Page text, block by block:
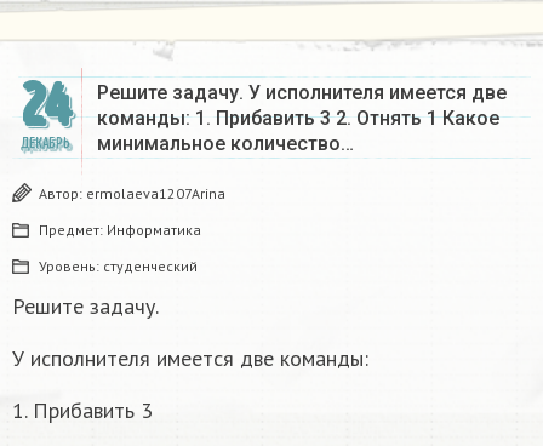
24
ДЕКАБРЬ
Решите задачу. У исполнителя имеется две
команды: 1. Прибавить 3 2. Отнять 1 Какое
минимальное количество…
Автор: ermolaeva1207Arina
Предмет: Информатика
Уровень: студенческий
Решите задачу.
У исполнителя имеется две команды:
1. Прибавить 3